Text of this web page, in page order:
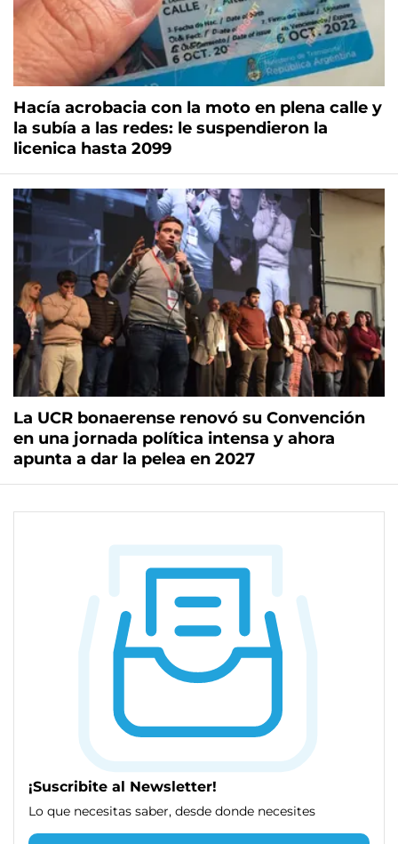
Hacía acrobacia con la moto en plena calle y
la subía a las redes: le suspendieron la
licenica hasta 2099
La UCR bonaerense renovó su Convención
en una jornada política intensa y ahora
apunta a dar la pelea en 2027
¡Suscribite al Newsletter!
Lo que necesitas saber, desde donde necesites